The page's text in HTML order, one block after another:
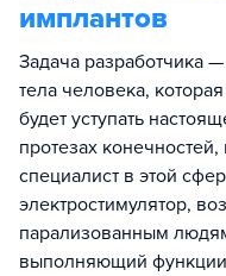
имплантов
Задача разработчика
тела человека,
будет уступать
протезах
специалист в этой
электростимулятор,
парализованным
выполняющий функции